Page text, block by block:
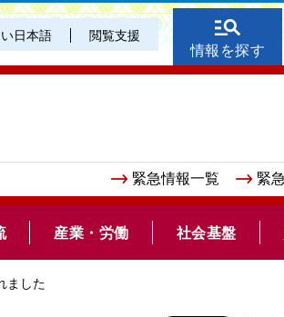
日本語 閲覧支援
情報を探す
緊急情報一覧 緊
産業・労働 社会基盤
ました